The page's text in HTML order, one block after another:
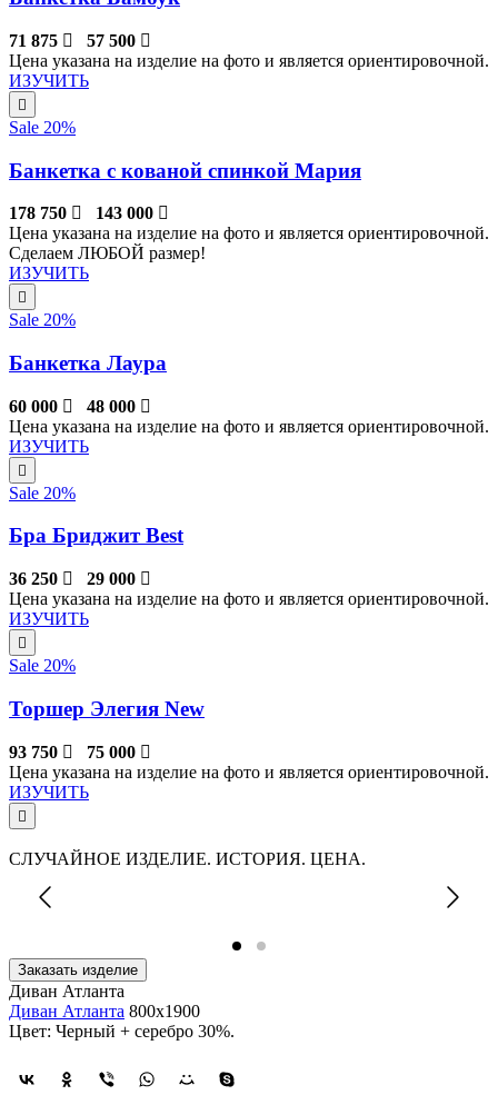
71 875
57 500
Цена указана на изделие на фото и является ориентировочной.
ИЗУЧИТЬ
Sale 20%
Банкетка с кованой спинкой Мария
178 750
143 000
Цена указана на изделие на фото и является ориентировочной.
Сделаем ЛЮБОЙ размер!
ИЗУЧИТЬ
Sale 20%
Банкетка Лаура
60 000
48 000
Цена указана на изделие на фото и является ориентировочной.
ИЗУЧИТЬ
Sale 20%
Бра Бриджит Best
36 250
29 000
Цена указана на изделие на фото и является ориентировочной.
ИЗУЧИТЬ
Sale 20%
Торшер Элегия New
93 750
75 000
Цена указана на изделие на фото и является ориентировочной.
ИЗУЧИТЬ
СЛУЧАЙНОЕ ИЗДЕЛИЕ. ИСТОРИЯ. ЦЕНА.
Заказать изделие
Диван Атланта
Диван Атланта 800х1900
Цвет: Черный + серебро 30%.